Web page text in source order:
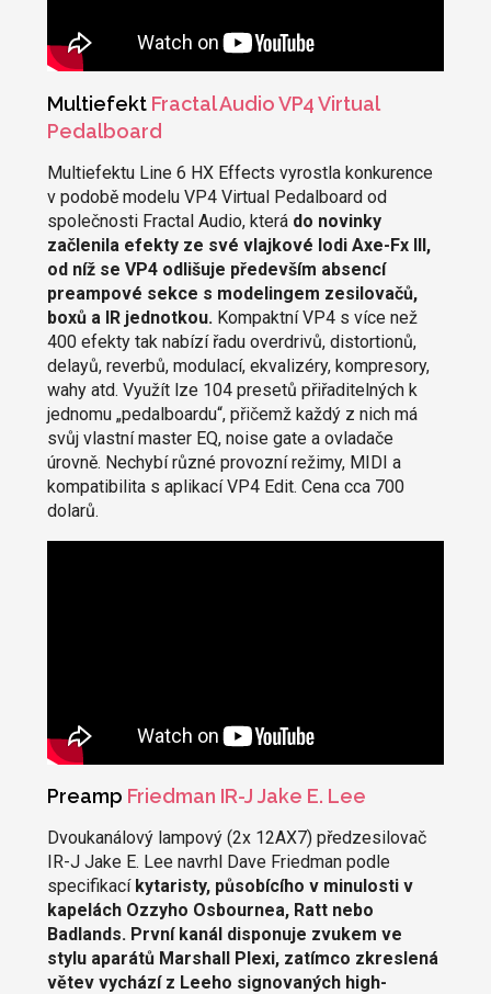
Multiefekt Fractal Audio VP4 Virtual
Pedalboard
Multiefektu Line 6 HX Effects vyrostla konkurence
v podobě modelu VP4 Virtual Pedalboard od
společnosti Fractal Audio, která do novinky
začlenila efekty ze své vlajkové lodi Axe-Fx III,
od níž se VP4 odlišuje především absencí
preampové sekce s modelingem zesilovačů,
boxů a IR jednotkou. Kompaktní VP4 s více než
400 efekty tak nabízí řadu overdrivů, distortionů,
delayů, reverbů, modulací, ekvalizéry, kompresory,
wahy atd. Využít lze 104 presetů přiřaditelných k
jednomu „pedalboardu“, přičemž každý z nich má
svůj vlastní master EQ, noise gate a ovladače
úrovně. Nechybí různé provozní režimy, MIDI a
kompatibilita s aplikací VP4 Edit. Cena cca 700
dolarů.
Preamp Friedman IR-J Jake E. Lee
Dvoukanálový lampový (2x 12AX7) předzesilovač
IR-J Jake E. Lee navrhl Dave Friedman podle
specifikací kytaristy, působícího v minulosti v
kapelách Ozzyho Osbournea, Ratt nebo
Badlands. První kanál disponuje zvukem ve
stylu aparátů Marshall Plexi, zatímco zkreslená
větev vychází z Leeho signovaných high-